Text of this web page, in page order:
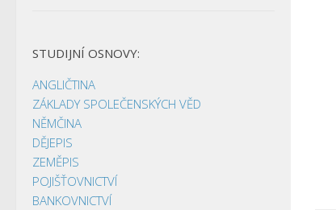
STUDIJNÍ OSNOVY:
ANGLIČTINA
ZÁKLADY SPOLEČENSKÝCH VĚD
NĚMČINA
DĚJEPIS
ZEMĚPIS
POJIŠŤOVNICTVÍ
BANKOVNICTVÍ